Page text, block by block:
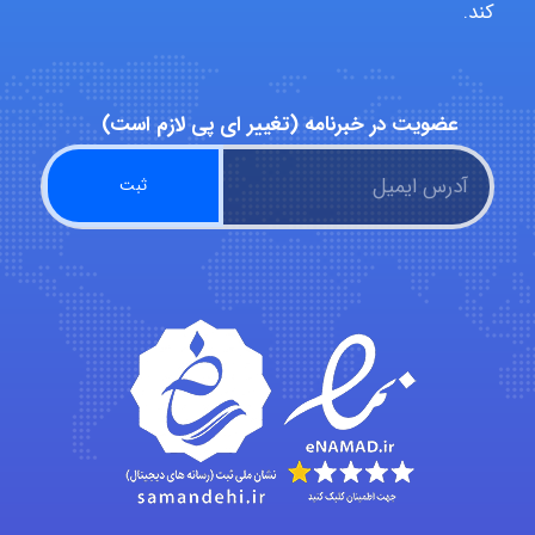
Rtk2099
Arshiaaihsra
ABOALFZAL ZAREI
nima5534
کند.
عضویت در خبرنامه (تغییر ای پی لازم است)